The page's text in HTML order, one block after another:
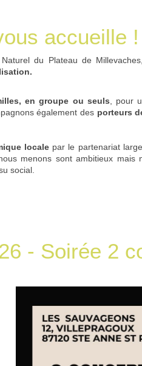
accueille !
du Plateau de
en groupe ou seuls , pour
également des porteurs
locale par le partenariat
menons sont ambitieux mais
social.
- Soirée 2